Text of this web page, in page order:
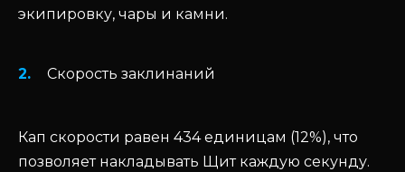
экипировку, чары и камни.
Скорость заклинаний
Кап скорости равен 434 единицам (12%), что
позволяет накладывать Щит каждую секунду.